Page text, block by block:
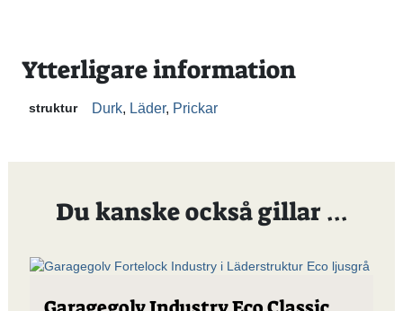
Ytterligare information
struktur Durk, Läder, Prickar
Du kanske också gillar …